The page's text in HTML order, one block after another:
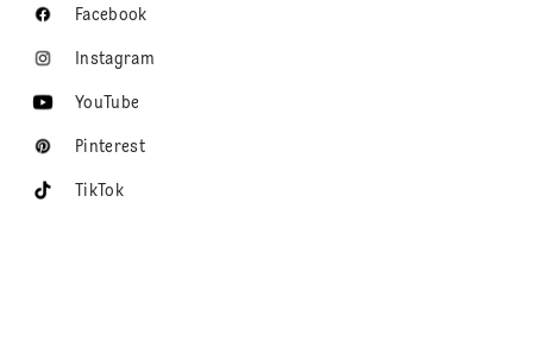
Facebook
Instagram
YouTube
Pinterest
TikTok